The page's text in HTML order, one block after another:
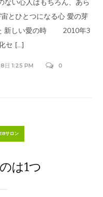
い心人はもちろん、あら
とひとつになる心 愛の芽
新しい愛の時 2010年3
セ […]
日 1:25 PM 0
サロン
は1つ